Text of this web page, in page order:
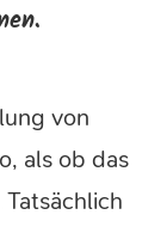
von
als ob das